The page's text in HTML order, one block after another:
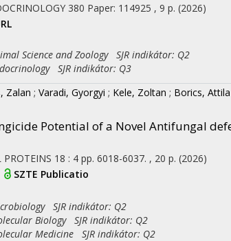
380 Paper: 114925 , 9 p. (2026)
Science and Zoology SJR indikátor: Q2
SJR indikátor: Q3
Zalan ; Varadi, Gyorgyi ; Kele, Zoltan ; Borics, Attila
Potential of a Novel Antifungal
18 : 4 pp. 6018-6037. , 20 p. (2026)
SZTE Publicatio
SJR indikátor: Q2
Biology SJR indikátor: Q2
Medicine SJR indikátor: Q2